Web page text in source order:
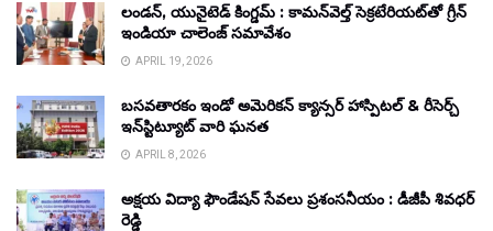
లండన్, యునైటెడ్ కింగ్డమ్ : కామన్‌వెల్త్ సెక్రటేరియట్‌తో గ్రీన్
ఇండియా చాలెంజ్ సమావేశం
APRIL 19, 2026
బసవతారకం ఇండో అమెరికన్ క్యాన్సర్ హాస్పిటల్ & రీసెర్చ్
ఇన్‌స్టిట్యూట్ వారి ఘనత
APRIL 8, 2026
అక్షయ విద్యా ఫౌండేషన్ సేవలు ప్రశంసనీయం : డీజీపీ శివధర్
రెడ్డి